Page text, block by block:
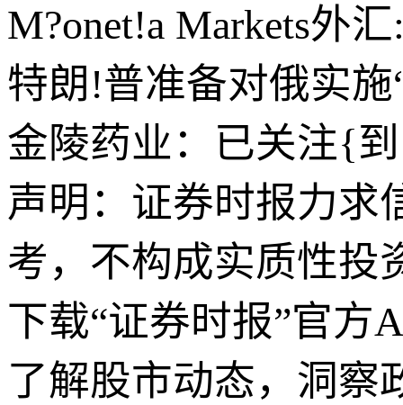
M?onet!a Markets外
特朗!普准备对俄实施
金陵药业：已关注{
声明：证券时报力求
考，不构成实质性投
下载“证券时报”官方
了解股市动态，洞察